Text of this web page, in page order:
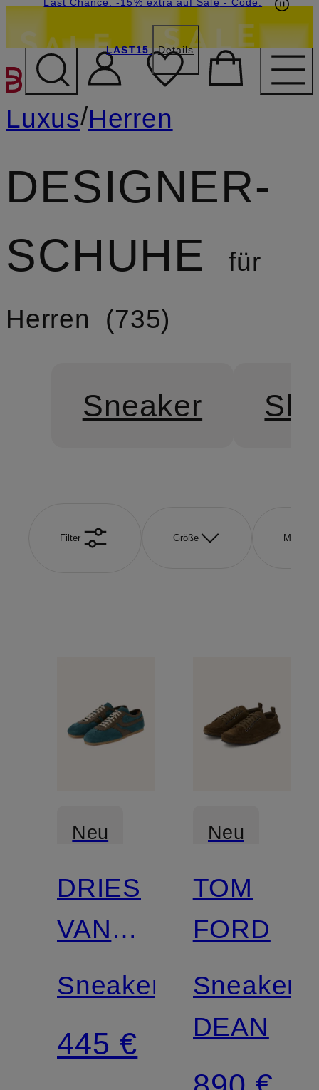
ZUM HAUPTINHALT
LAST15 Details
Luxus/Herren
DESIGNER-
SCHUHE
für
Herren
735
Sneaker
Filter Größe Marke
Neu
DRIES
VAN
NOTEN
Sneaker
445 €
Neu
TOM
FORD
Sneaker
DEAN